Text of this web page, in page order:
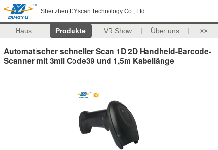
Shenzhen DYscan Technology Co., Ltd
Haus Produkte VR Show Über uns >>
Automatischer schneller Scan 1D 2D Handheld-Barcode-
Scanner mit 3mil Code39 und 1,5m Kabellänge